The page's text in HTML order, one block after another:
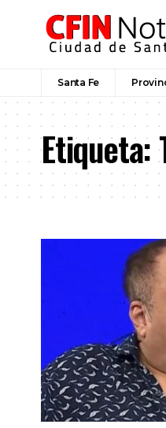
Santa Fe
Etiqueta: